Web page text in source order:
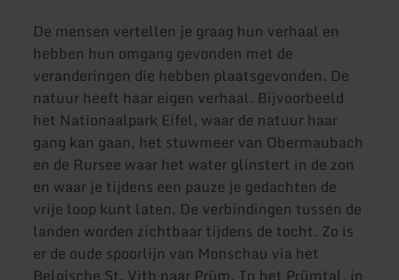
De mensen vertellen je graag hun verhaal en
hebben hun omgang gevonden met de
veranderingen die hebben plaatsgevonden. De
natuur heeft haar eigen verhaal. Bijvoorbeeld
het Nationaalpark Eifel, waar de natuur haar
gang kan gaan, het stuwmeer van Obermaubach
en de Rursee waar het water glinstert in de zon
en waar je tijdens een pauze je gedachten de
vrije loop kunt laten. De verbindingen tussen de
landen worden zichtbaar tijdens de tocht. Zo is
er de oude spoorlijn van Monschau via het